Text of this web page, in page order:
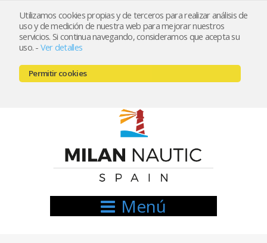
Utilizamos cookies propias y de terceros para realizar análisis de
uso y de medición de nuestra web para mejorar nuestros
servicios. Si continua navegando, consideramos que acepta su
uso. - Ver detalles
Permitir cookies
Registrarse Mi cuenta
666521122 // 654999333
Menú